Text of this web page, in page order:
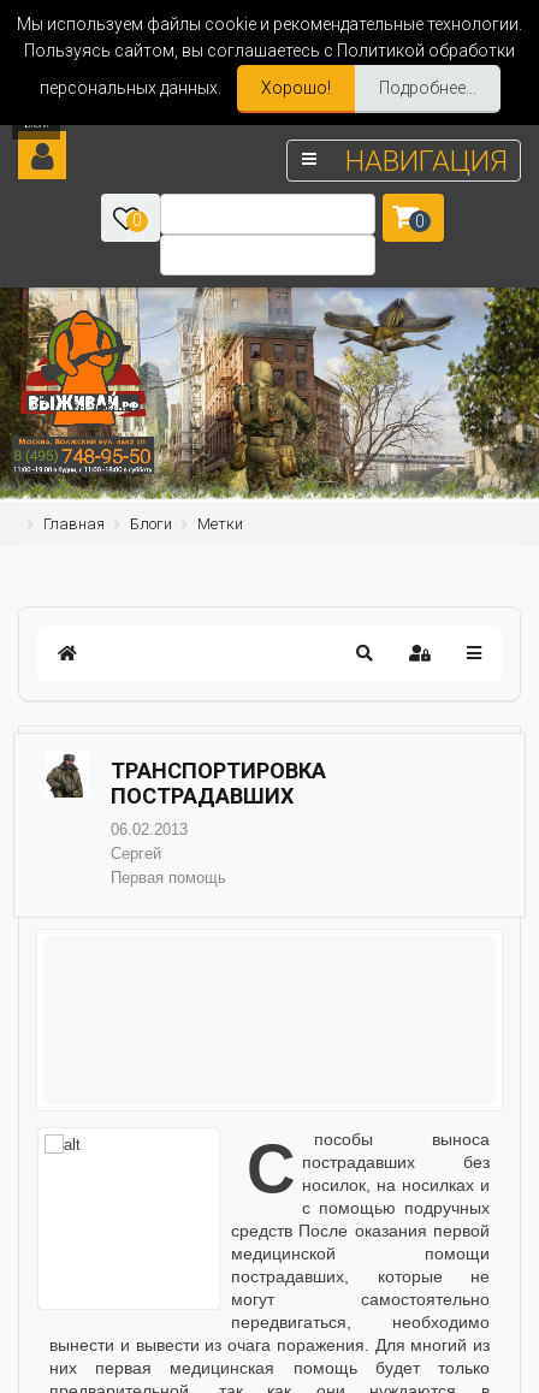
Мы используем файлы cookie и рекомендательные технологии.
Пользуясь сайтом, вы соглашаетесь с Политикой обработки
персональных данных.
Хорошо! Подробнее...
НАВИГАЦИЯ
0 0
Главная Блоги Метки
ТРАНСПОРТИРОВКА
ПОСТРАДАВШИХ
06.02.2013
Сергей
Первая помощь
Способы выноса пострадавших без
носилок, на носилках и
с помощью подручных
средств После оказания первой
медицинской помощи
пострадавших, которые не
могут самостоятельно
передвигаться, необходимо
вынести и вывести из очага поражения. Для многий из
них первая медицинская помощь будет только